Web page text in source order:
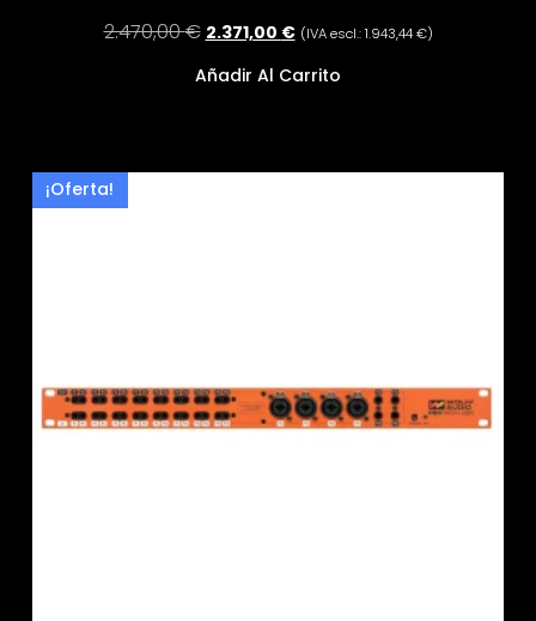
2.470,00€ 2.371,00 € (IVA escl.:1.943,44€)
Añadir Al Carrito
¡Oferta!